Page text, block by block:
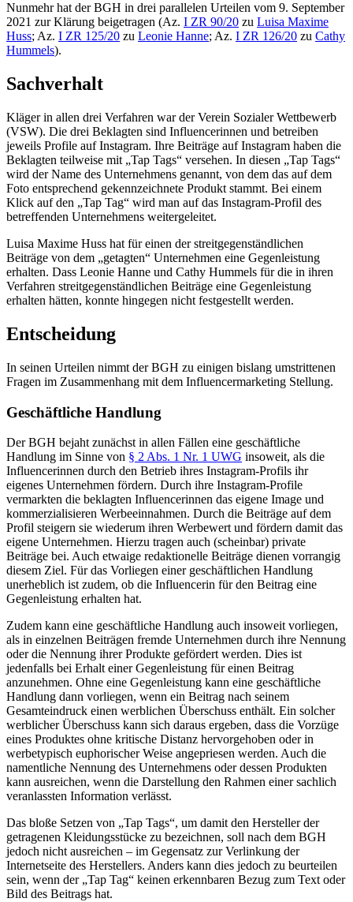
Nunmehr hat der BGH in drei parallelen Urteilen vom 9. September
2021 zur Klärung beigetragen (Az. I ZR 90/20 zu Luisa Maxime
Huss; Az. I ZR 125/20 zu Leonie Hanne; Az. I ZR 126/20 zu Cathy
Hummels).
Sachverhalt
Kläger in allen drei Verfahren war der Verein Sozialer Wettbewerb
(VSW). Die drei Beklagten sind Influencerinnen und betreiben
jeweils Profile auf Instagram. Ihre Beiträge auf Instagram haben die
Beklagten teilweise mit „Tap Tags“ versehen. In diesen „Tap Tags“
wird der Name des Unternehmens genannt, von dem das auf dem
Foto entsprechend gekennzeichnete Produkt stammt. Bei einem
Klick auf den „Tap Tag“ wird man auf das Instagram-Profil des
betreffenden Unternehmens weitergeleitet.
Luisa Maxime Huss hat für einen der streitgegenständlichen
Beiträge von dem „getagten“ Unternehmen eine Gegenleistung
erhalten. Dass Leonie Hanne und Cathy Hummels für die in ihren
Verfahren streitgegenständlichen Beiträge eine Gegenleistung
erhalten hätten, konnte hingegen nicht festgestellt werden.
Entscheidung
In seinen Urteilen nimmt der BGH zu einigen bislang umstrittenen
Fragen im Zusammenhang mit dem Influencermarketing Stellung.
Geschäftliche Handlung
Der BGH bejaht zunächst in allen Fällen eine geschäftliche
Handlung im Sinne von § 2 Abs. 1 Nr. 1 UWG insoweit, als die
Influencerinnen durch den Betrieb ihres Instagram-Profils ihr
eigenes Unternehmen fördern. Durch ihre Instagram-Profile
vermarkten die beklagten Influencerinnen das eigene Image und
kommerzialisieren Werbeeinnahmen. Durch die Beiträge auf dem
Profil steigern sie wiederum ihren Werbewert und fördern damit das
eigene Unternehmen. Hierzu tragen auch (scheinbar) private
Beiträge bei. Auch etwaige redaktionelle Beiträge dienen vorrangig
diesem Ziel. Für das Vorliegen einer geschäftlichen Handlung
unerheblich ist zudem, ob die Influencerin für den Beitrag eine
Gegenleistung erhalten hat.
Zudem kann eine geschäftliche Handlung auch insoweit vorliegen,
als in einzelnen Beiträgen fremde Unternehmen durch ihre Nennung
oder die Nennung ihrer Produkte gefördert werden. Dies ist
jedenfalls bei Erhalt einer Gegenleistung für einen Beitrag
anzunehmen. Ohne eine Gegenleistung kann eine geschäftliche
Handlung dann vorliegen, wenn ein Beitrag nach seinem
Gesamteindruck einen werblichen Überschuss enthält. Ein solcher
werblicher Überschuss kann sich daraus ergeben, dass die Vorzüge
eines Produktes ohne kritische Distanz hervorgehoben oder in
werbetypisch euphorischer Weise angepriesen werden. Auch die
namentliche Nennung des Unternehmens oder dessen Produkten
kann ausreichen, wenn die Darstellung den Rahmen einer sachlich
veranlassten Information verlässt.
Das bloße Setzen von „Tap Tags“, um damit den Hersteller der
getragenen Kleidungsstücke zu bezeichnen, soll nach dem BGH
jedoch nicht ausreichen – im Gegensatz zur Verlinkung der
Internetseite des Herstellers. Anders kann dies jedoch zu beurteilen
sein, wenn der „Tap Tag“ keinen erkennbaren Bezug zum Text oder
Bild des Beitrags hat.